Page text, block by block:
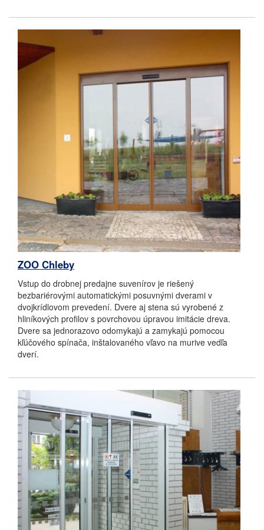
ZOO Chleby
Vstup do drobnej predajne suvenírov je riešený
bezbariérovými automatickými posuvnými dverami v
dvojkrídlovom prevedení. Dvere aj stena sú vyrobené z
hliníkových profilov s povrchovou úpravou imitácie dreva.
Dvere sa jednorazovo odomykajú a zamykajú pomocou
kľúčového spínača, inštalovaného vľavo na murive vedľa
dverí.